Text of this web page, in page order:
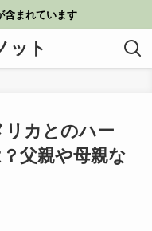
含まれています
ット
カとのハー
父親や母親な